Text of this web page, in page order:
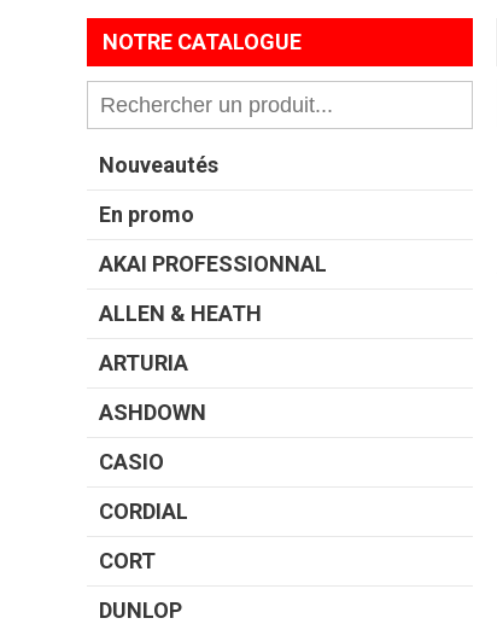
NOTRE CATALOGUE
Nouveautés
En promo
AKAI PROFESSIONNAL
ALLEN & HEATH
ARTURIA
ASHDOWN
CASIO
CORDIAL
CORT
DUNLOP